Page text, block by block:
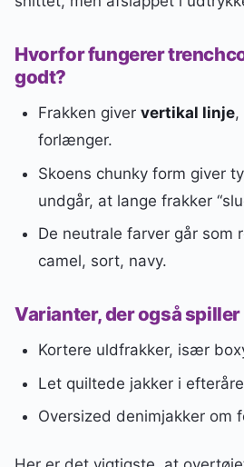
Hvorfor fungerer
godt?
Frakken giver vertikal linje,
forlænger.
Skoens chunky form giver
undgår, at lange frakker
De neutrale farver går som
camel, sort, navy.
Varianter, der også spiller
Kortere uldfrakker, især
Let quiltede jakker i
Oversized denimjakker om